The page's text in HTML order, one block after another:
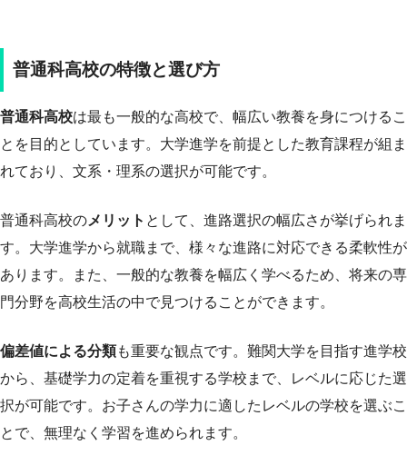
普通科高校の特徴と選び方
普通科高校は最も一般的な高校で、幅広い教養を身につけるこ
とを目的としています。大学進学を前提とした教育課程が組ま
れており、文系・理系の選択が可能です。
普通科高校のメリット として、進路選択の幅広さが挙げられま
す。大学進学から就職まで、様々な進路に対応できる柔軟性が
あります。また、一般的な教養を幅広く学べるため、将来の専
門分野を高校生活の中で見つけることができます。
偏差値による分類も重要な観点です。難関大学を目指す進学校
から、基礎学力の定着を重視する学校まで、レベルに応じた選
択が可能です。お子さんの学力に適したレベルの学校を選ぶこ
とで、無理なく学習を進められます。